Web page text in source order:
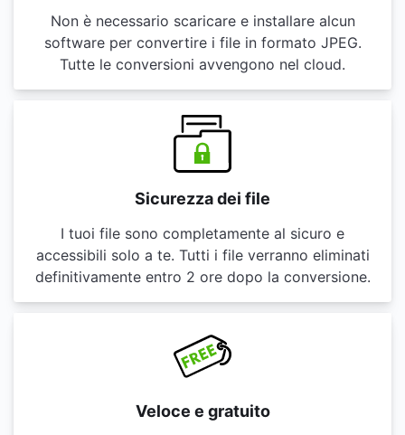
Non è necessario scaricare e installare alcun
software per convertire i file in formato JPEG.
Tutte le conversioni avvengono nel cloud.
Sicurezza dei file
I tuoi file sono completamente al sicuro e
accessibili solo a te. Tutti i file verranno eliminati
definitivamente entro 2 ore dopo la conversione.
Veloce e gratuito